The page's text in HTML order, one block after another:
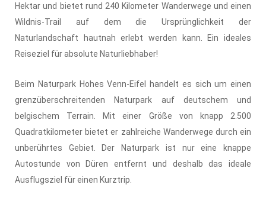
Hektar und bietet rund 240 Kilometer Wanderwege und einen
Wildnis-Trail auf dem die Ursprünglichkeit der
Naturlandschaft hautnah erlebt werden kann. Ein ideales
Reiseziel für absolute Naturliebhaber!
Beim Naturpark Hohes Venn-Eifel handelt es sich um einen
grenzüberschreitenden Naturpark auf deutschem und
belgischem Terrain. Mit einer Größe von knapp 2.500
Quadratkilometer bietet er zahlreiche Wanderwege durch ein
unberührtes Gebiet. Der Naturpark ist nur eine knappe
Autostunde von Düren entfernt und deshalb das ideale
Ausflugsziel für einen Kurztrip.